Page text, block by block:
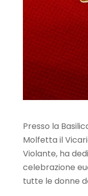
Presso la
Molfetta il
Violante, ha
celebrazione
tutte le donne